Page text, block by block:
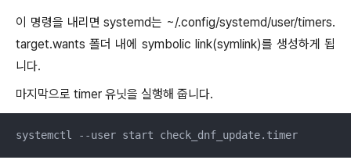
이 명령을 내리면 systemd는 ~/.config/systemd/user/timers.
target.wants 폴더 내에 symbolic link(symlink)를 생성하게 됩
니다.
마지막으로 timer 유닛을 실행해 줍니다.
systemctl --user start check_dnf_update.timer